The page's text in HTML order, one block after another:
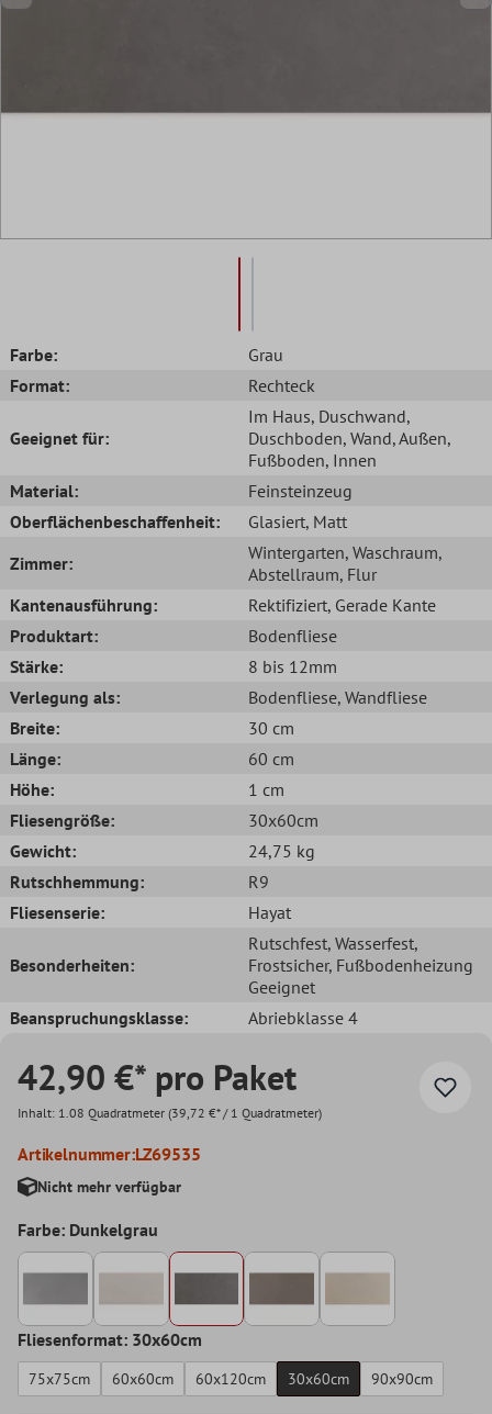
Farbe:
Grau
Format:
Rechteck
Geeignet für:
Im Haus, Duschwand,
Duschboden, Wand, Außen,
Fußboden, Innen
Material:
Feinsteinzeug
Oberflächenbeschaffenheit:
Glasiert, Matt
Zimmer:
Wintergarten, Waschraum,
Abstellraum, Flur
Kantenausführung:
Rektifiziert, Gerade Kante
Produktart:
Bodenfliese
Stärke:
8 bis 12mm
Verlegung als:
Bodenfliese, Wandfliese
Breite:
30 cm
Länge:
60 cm
Höhe:
1 cm
Fliesengröße:
30x60cm
Gewicht:
24,75 kg
Rutschhemmung:
R9
Fliesenserie:
Hayat
Besonderheiten:
Rutschfest, Wasserfest,
Frostsicher, Fußbodenheizung
Geeignet
Beanspruchungsklasse:
Abriebklasse 4
42,90 €* pro Paket
Inhalt: 1.08 Quadratmeter (39,72 €* / 1 Quadratmeter)
Artikelnummer:LZ69535
Nicht mehr verfügbar
Farbe: Dunkelgrau
Fliesenformat: 30x60cm
75x75cm 60x60cm 60x120cm 30x60cm 90x90cm